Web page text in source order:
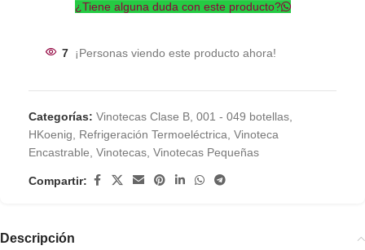
¿Tiene alguna duda con este producto?
7 ¡Personas viendo este producto ahora!
Categorías: Vinotecas Clase B 001 - 049 botellas
HKoenig
Refrigeración Termoeléctrica Vinoteca
Encastrable Vinotecas Vinotecas Pequeñas
Compartir:
Descripción